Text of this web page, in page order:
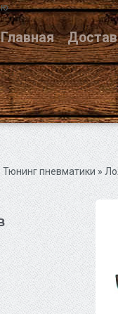
Главная
Тюнинг пневматики»